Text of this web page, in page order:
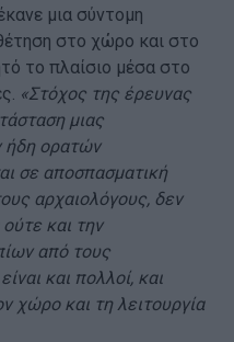
μια σύντομη
στο χώρο και στο
το πλαίσιο μέσα στο
«Στόχος της έρευνας
μιας
ήδη ορατών
σε αποσπασματική
αρχαιολόγους, δεν
και την
από τους
και πολλοί, και
χώρο και τη λειτουργία